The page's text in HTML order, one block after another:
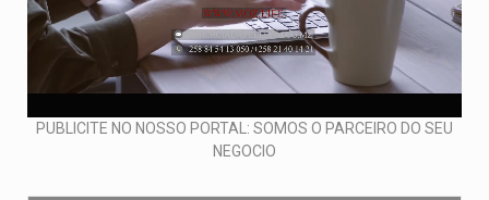
PUBLICITE NO NOSSO PORTAL: SOMOS O PARCEIRO DO SEU
NEGOCIO